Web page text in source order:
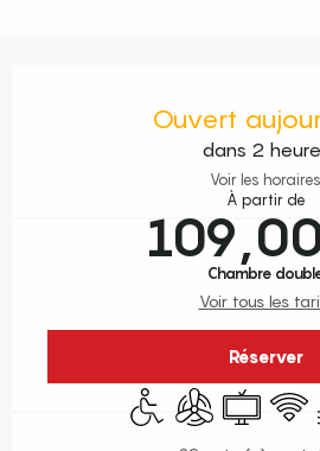
Ouvert
dans 2
Voir les horaires
À partir de
Chambre
Voir tous les
Réserver
Accès handicapés
Air conditionné
Télévision
WiFi